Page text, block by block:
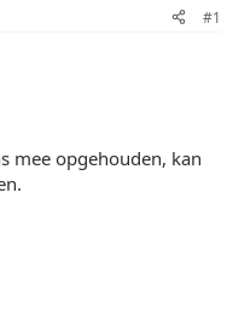
#1
mee opgehouden, kan